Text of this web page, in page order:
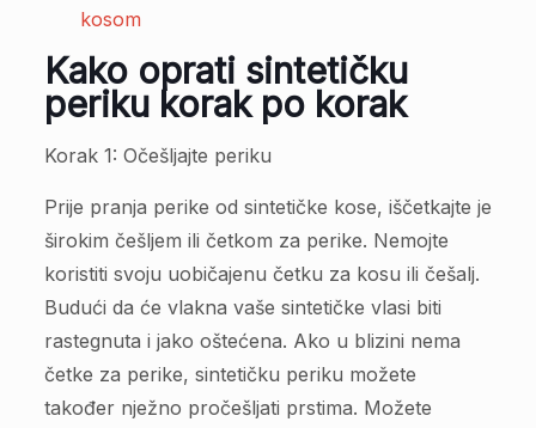
kosom
Kako oprati sintetičku
periku korak po korak
Korak 1: Očešljajte periku
Prije pranja perike od sintetičke kose, iščetkajte je
širokim češljem ili četkom za perike. Nemojte
koristiti svoju uobičajenu četku za kosu ili češalj.
Budući da će vlakna vaše sintetičke vlasi biti
rastegnuta i jako oštećena. Ako u blizini nema
četke za perike, sintetičku periku možete
također nježno pročešljati prstima. Možete